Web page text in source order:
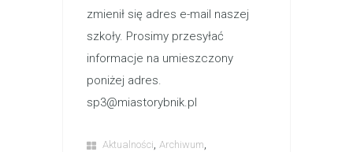
zmienił się adres e-mail naszej
szkoły. Prosimy przesyłać
informacje na umieszczony
poniżej adres.
sp3@miastorybnik.pl
Aktualności, Archiwum,